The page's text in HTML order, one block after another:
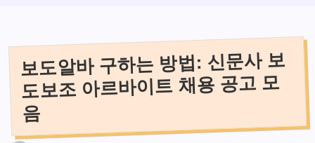
보도알바 구하는 방법: 신문사 보
도보조 아르바이트 채용 공고 모
음